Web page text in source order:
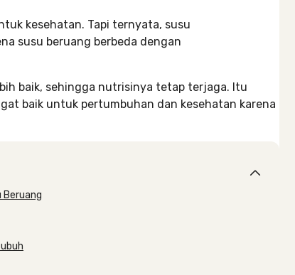
kesehatan. Tapi ternyata, susu
susu beruang berbeda dengan
baik, sehingga nutrisinya tetap terjaga. Itu
baik untuk pertumbuhan dan kesehatan karena
Beruang